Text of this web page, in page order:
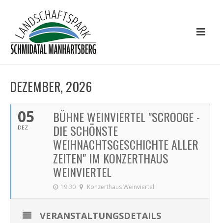
DEZEMBER, 2026
05
DEZ
BÜHNE WEINVIERTEL "SCROOGE -
DIE SCHÖNSTE
WEIHNACHTSGESCHICHTE ALLER
ZEITEN" IM KONZERTHAUS
WEINVIERTEL
19:30 Konzerthaus Weinviertel
VERANSTALTUNGSDETAILS